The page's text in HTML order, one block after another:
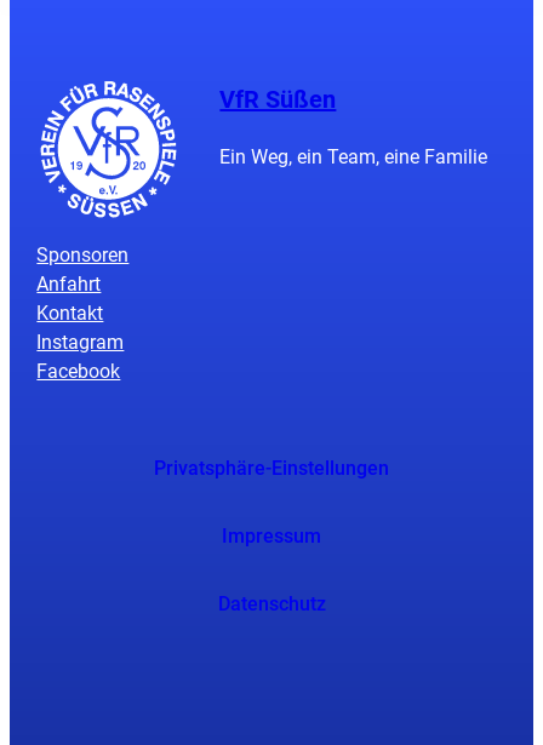
VfR Süßen
Ein Weg, ein Team, eine Familie
Sponsoren
Anfahrt
Kontakt
Instagram
Facebook
Privatsphäre-Einstellungen
Impressum
Datenschutz